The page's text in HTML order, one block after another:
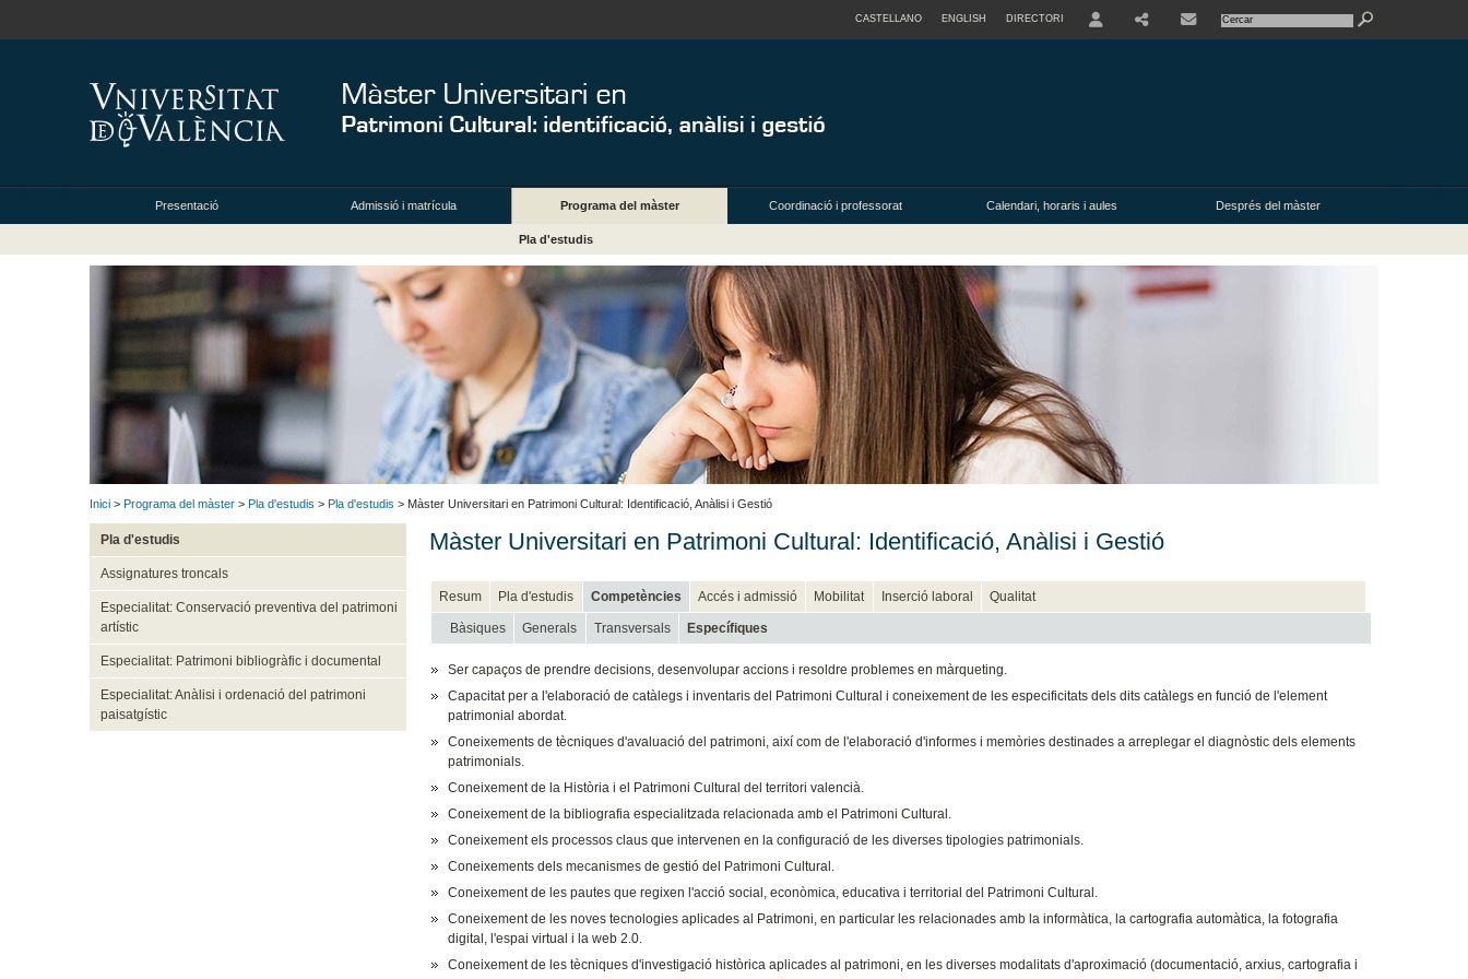
CASTELLANO ENGLISH DIRECTORI
Presentació Admissió i matrícula Programa del màster Coordinació i professorat Calendari, horaris i aules Després del màster
Pla d'estudis
Inici > Programa del màster > Pla d'estudis > Pla d'estudis > Màster Universitari en Patrimoni Cultural: Identificació, Anàlisi i Gestió
Pla d'estudis
Assignatures troncals
Especialitat: Conservació preventiva del patrimoni
artístic
Especialitat: Patrimoni bibliogràfic i documental
Especialitat: Anàlisi i ordenació del patrimoni
paisatgístic
Màster Universitari en Patrimoni Cultural: Identificació, Anàlisi i Gestió
Resum Pla d'estudis Competències Accés i admissió Mobilitat Inserció laboral Qualitat
Bàsiques Generals Transversals Específiques
Ser capaços de prendre decisions, desenvolupar accions i resoldre problemes en màrqueting.
Capacitat per a l'elaboració de catàlegs i inventaris del Patrimoni Cultural i coneixement de les especificitats dels dits catàlegs en funció de l'element
patrimonial abordat.
Coneixements de tècniques d'avaluació del patrimoni, així com de l'elaboració d'informes i memòries destinades a arreplegar el diagnòstic dels elements
patrimonials.
Coneixement de la Història i el Patrimoni Cultural del territori valencià.
Coneixement de la bibliografia especialitzada relacionada amb el Patrimoni Cultural.
Coneixement els processos claus que intervenen en la configuració de les diverses tipologies patrimonials.
Coneixements dels mecanismes de gestió del Patrimoni Cultural.
Coneixement de les pautes que regixen l'acció social, econòmica, educativa i territorial del Patrimoni Cultural.
Coneixement de les noves tecnologies aplicades al Patrimoni, en particular les relacionades amb la informàtica, la cartografia automàtica, la fotografia
digital, l'espai virtual i la web 2.0.
Coneixement de les tècniques d'investigació històrica aplicades al patrimoni, en les diverses modalitats d'aproximació (documentació, arxius, cartografia i